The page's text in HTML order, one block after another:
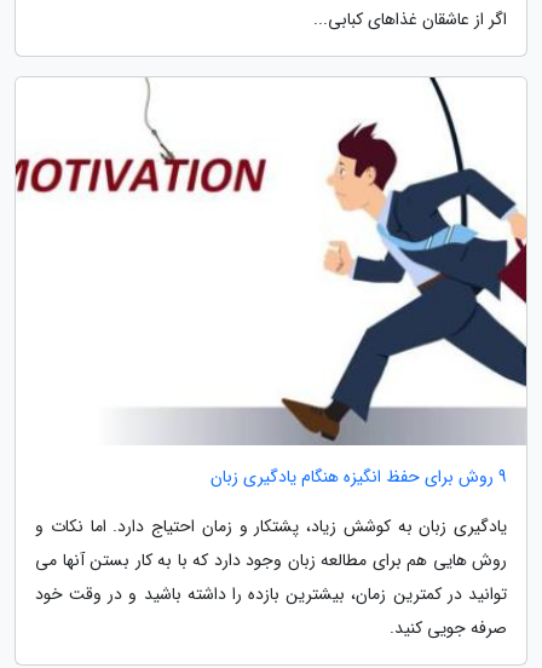
اگر از عاشقان غذاهای کبابی...
9 روش برای حفظ انگیزه هنگام یادگیری زبان
یادگیری زبان به کوشش زیاد، پشتکار و زمان احتیاج دارد. اما نکات و
روش هایی هم برای مطالعه زبان وجود دارد که با به کار بستن آنها می
توانید در کمترین زمان، بیشترین بازده را داشته باشید و در وقت خود
صرفه جویی کنید.